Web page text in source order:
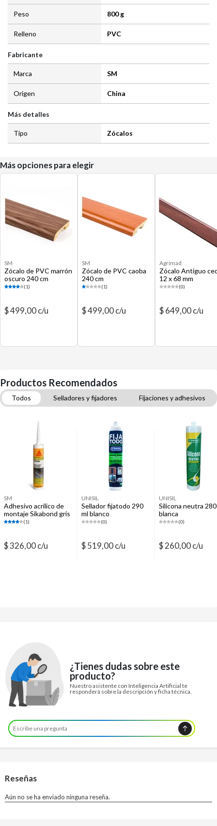
Peso 800 g
Relleno PVC
Fabricante
Marca SM
Origen China
Más detalles
Tipo Zócalos
Más opciones para elegir
SM
Zócalo de PVC marrón
oscuro 240 cm
(1)
$ 499,00 c/u
SM
Zócalo de PVC caoba
240 cm
(1)
$ 499,00 c/u
Agrimad
Zócalo Antiguo
12 x 68 mm
(0)
$ 649,00 c/u
Productos Recomendados
Todos Selladores y fijadores
Fijaciones y adhesivos
Pisos flotantes
SM
Adhesivo acrílico de
montaje Sikabond gris
300 ml(1)
$ 326,00 c/u
UNISIL
Sellador fijatodo 290
ml blanco
(0)
$ 519,00 c/u
UNISIL
Silicona neutra
blanca
(0)
$ 260,00 c/u
¿Tienes dudas sobre este
producto?
Nuestro asistente con Inteligencia Artificial te
responderá sobre la descripción y ficha técnica.